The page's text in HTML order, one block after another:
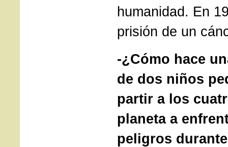
humanidad. En
prisión de un
-¿Cómo hace
de dos niños
partir a los
planeta a
peligros